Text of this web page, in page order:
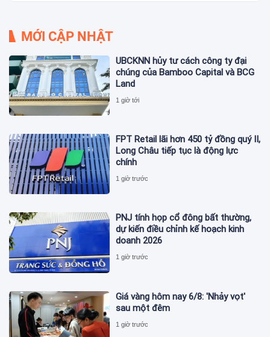
MỚI CẬP NHẬT
UBCKNN hủy tư cách công ty đại
chúng của Bamboo Capital và BCG
Land
1 giờ tới
FPT Retail lãi hơn 450 tỷ đồng quý II,
Long Châu tiếp tục là động lực
chính
1 giờ trước
PNJ tính họp cổ đông bất thường,
dự kiến điều chỉnh kế hoạch kinh
doanh 2026
1 giờ trước
Giá vàng hôm nay 6/8: 'Nhảy vọt'
sau một đêm
1 giờ trước